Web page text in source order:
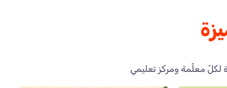
لكلّ معلّمة ومركز تعليمي